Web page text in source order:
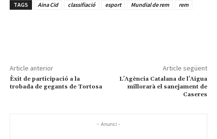
TAGS Aina Cid classifiació esport Mundial de rem rem
Article anterior
Èxit de participació a la
trobada de gegants de Tortosa
Article següent
L’Agència Catalana de l’Aigua
millorarà el sanejament de
Caseres
- Anunci -